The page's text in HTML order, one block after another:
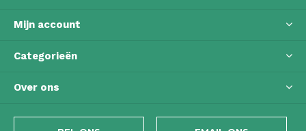
Mijn account
Categorieën
Over ons